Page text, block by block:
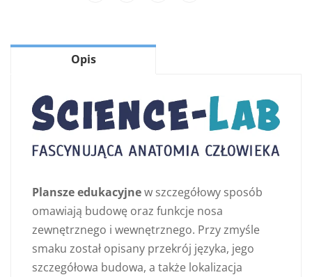
Opis
Plansze edukacyjnew szczegółowy sposób
omawiają budowę oraz funkcje nosa
zewnętrznego i wewnętrznego. Przy zmyśle
smaku został opisany przekrój języka, jego
szczegółowa budowa, a także lokalizacja